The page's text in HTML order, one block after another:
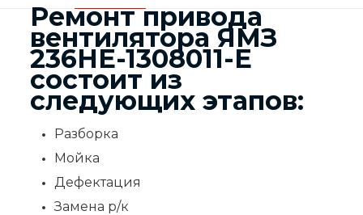
Ремонт привода
вентилятора ЯМЗ
236НЕ-1308011-Е
состоит из
следующих этапов:
Разборка
Мойка
Дефектация
Замена р/к